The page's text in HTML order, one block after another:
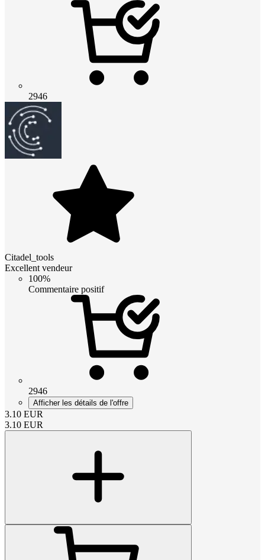
2946
Citadel_tools
Excellent vendeur
100%
Commentaire positif
2946
Afficher les détails de l'offre
3.10 EUR
3.10 EUR